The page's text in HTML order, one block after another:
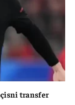
transfer